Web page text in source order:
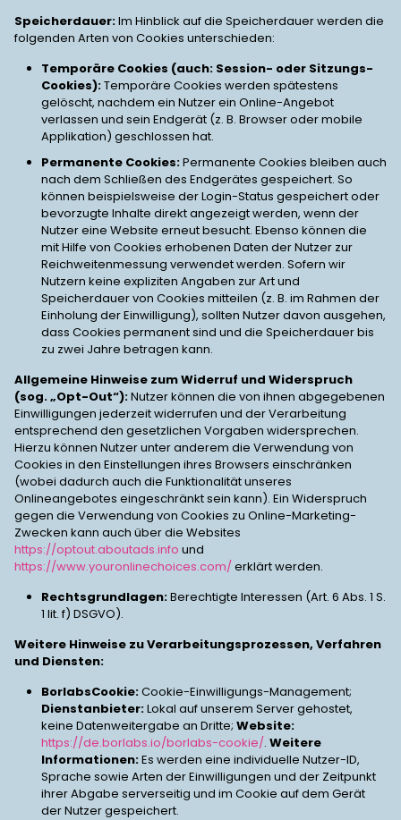
Speicherdauer:Im Hinblick auf die Speicherdauer werden die
folgenden Arten von Cookies unterschieden:
Temporäre Cookies (auch: Session- oder Sitzungs-
Cookies):Temporäre Cookies werden spätestens
gelöscht, nachdem ein Nutzer ein Online-Angebot
verlassen und sein Endgerät (z. B. Browser oder mobile
Applikation) geschlossen hat.
Permanente Cookies:Permanente Cookies bleiben auch
nach dem Schließen des Endgerätes gespeichert. So
können beispielsweise der Login-Status gespeichert oder
bevorzugte Inhalte direkt angezeigt werden, wenn der
Nutzer eine Website erneut besucht. Ebenso können die
mit Hilfe von Cookies erhobenen Daten der Nutzer zur
Reichweitenmessung verwendet werden. Sofern wir
Nutzern keine expliziten Angaben zur Art und
Speicherdauer von Cookies mitteilen (z. B. im Rahmen der
Einholung der Einwilligung), sollten Nutzer davon ausgehen,
dass Cookies permanent sind und die Speicherdauer bis
zu zwei Jahre betragen kann.
Allgemeine Hinweise zum Widerruf und Widerspruch
(sog. „Opt-Out“):Nutzer können die von ihnen abgegebenen
Einwilligungen jederzeit widerrufen und der Verarbeitung
entsprechend den gesetzlichen Vorgaben widersprechen.
Hierzu können Nutzer unter anderem die Verwendung von
Cookies in den Einstellungen ihres Browsers einschränken
(wobei dadurch auch die Funktionalität unseres
Onlineangebotes eingeschränkt sein kann). Ein Widerspruch
gegen die Verwendung von Cookies zu Online-Marketing-
Zwecken kann auch über die Websites
https://optout.aboutads.info und
https://www.youronlinechoices.com/erklärt werden.
Rechtsgrundlagen:Berechtigte Interessen (Art. 6 Abs. 1 S.
1 lit. f) DSGVO).
Weitere Hinweise zu Verarbeitungsprozessen, Verfahren
und Diensten:
BorlabsCookie:Cookie-Einwilligungs-Management;
Dienstanbieter:Lokal auf unserem Server gehostet,
keine Datenweitergabe an Dritte; Website:
https://de.borlabs.io/borlabs-cookie/. Weitere
Informationen:Es werden eine individuelle Nutzer-ID,
Sprache sowie Arten der Einwilligungen und der Zeitpunkt
ihrer Abgabe serverseitig und im Cookie auf dem Gerät
der Nutzer gespeichert.